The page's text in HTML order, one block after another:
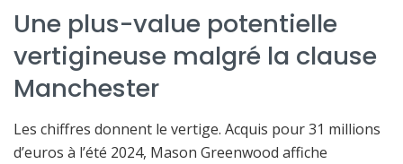
Une plus-value potentielle
vertigineuse malgré la clause
Manchester
Les chiffres donnent le vertige. Acquis pour 31 millions
d’euros à l’été 2024, Mason Greenwood affiche